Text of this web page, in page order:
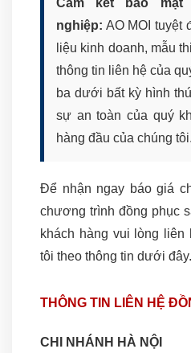
nghiệp: AO MOI tuyệt
liệu kinh doanh, mẫu
thông tin liên hệ của
ba dưới bất kỳ hình
sự an toàn của quý
hàng đầu của chúng tôi.
Để nhận ngay báo giá
chương trình đồng phục
khách hàng vui lòng
tôi theo thông tin dưới đây.
THÔNG TIN LIÊN HỆ
CHI NHÁNH HÀ NỘI